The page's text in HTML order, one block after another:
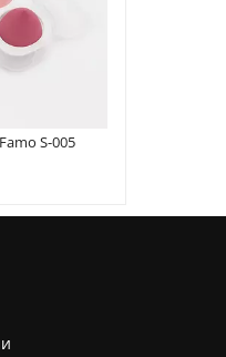
S-005